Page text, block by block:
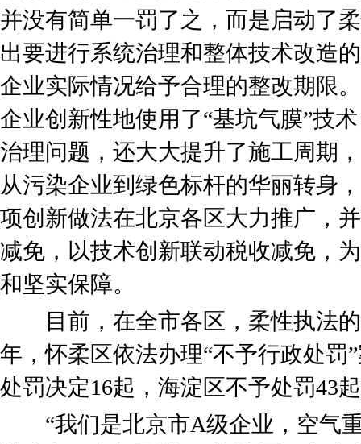
并没有简单一罚了之，而是启动了
出要进行系统治理和整体技术改造
企业实际情况给予合理的整改期限
企业创新性地使用了“基坑气膜”技
治理问题，还大大提升了施工周期
从污染企业到绿色标杆的华丽转身
项创新做法在北京各区大力推广，
减免，以技术创新联动税收减免，
和坚实保障。
目前，在全市各区，柔性执法的
年，怀柔区依法办理“不予行政处罚
处罚决定16起，海淀区不予处罚43
“我们是北京市A级企业，空气